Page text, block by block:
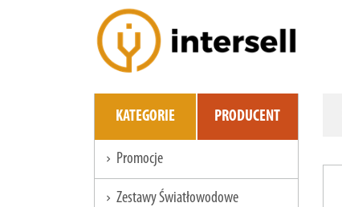
KATEGORIE PRODUCENT
chevron_right Promocje
chevron_right Zestawy Światłowodowe